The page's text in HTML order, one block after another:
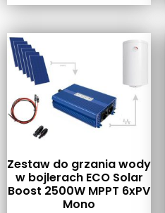
Zestaw do grzania wody
w bojlerach ECO Solar
Boost 2500W MPPT 6xPV
Mono